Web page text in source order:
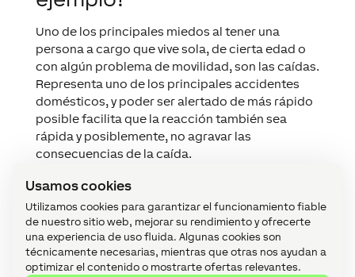
Usamos cookies
Utilizamos cookies para garantizar el funcionamiento fiable
de nuestro sitio web, mejorar su rendimiento y ofrecerte
una experiencia de uso fluida. Algunas cookies son
técnicamente necesarias, mientras que otras nos ayudan a
optimizar el contenido o mostrarte ofertas relevantes.
Uno de los principales miedos al tener una
persona a cargo que vive sola, de cierta edad o
con algún problema de movilidad, son las caídas.
Representa uno de los principales accidentes
domésticos, y poder ser alertado de más rápido
posible facilita que la reacción también sea
rápida y posiblemente, no agravar las
consecuencias de la caída.
Uno de los objetivos del Ambient Assited Living
(AAL) es utilizar la tecnología para mejorar la
calidad de vida de las personas con cierto grado
de dependencia. Permitir que puedan tener una
vida lo máximo de autónoma posible, pero
controlando y monitorizando movimientos para